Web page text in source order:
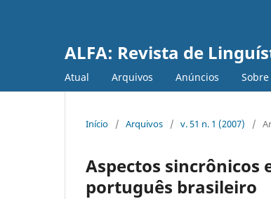
ALFA: Revista de
Atual Arquivos Anúncios Sobre
Início / Arquivos / v. 51 n. 1 (2007) /
Aspectos
português brasileiro